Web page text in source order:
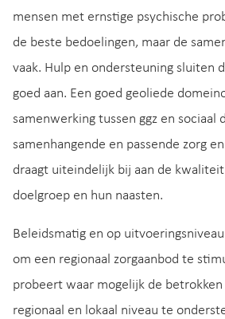
mensen met ernstige psychische
de beste bedoelingen, maar de
vaak. Hulp en ondersteuning sluiten
goed aan. Een goed geoliede
samenwerking tussen ggz en sociaal
samenhangende en passende zorg
draagt uiteindelijk bij aan de
doelgroep en hun naasten.
Beleidsmatig en op
om een regionaal zorgaanbod te
probeert waar mogelijk de
regionaal en lokaal niveau te